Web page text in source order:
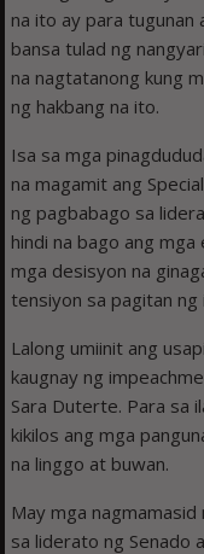
na ito ay para tugunan
bansa tulad ng
na nagtatanong kung
ng hakbang na ito.
Isa sa mga
na magamit ang
ng pagbabago sa
hindi na bago ang mga
mga desisyon na
tensiyon sa pagitan ng
Lalong umiinit ang
kaugnay ng
Sara Duterte. Para sa
kikilos ang mga
na linggo at buwan.
May mga
sa liderato ng Senado